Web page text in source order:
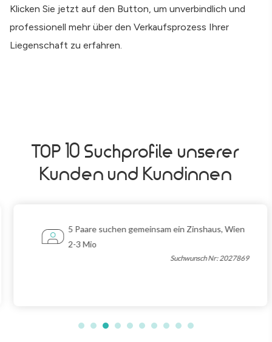
Klicken Sie jetzt auf den Button, um unverbindlich und
professionell mehr über den Verkaufsprozess Ihrer
Liegenschaft zu erfahren.
TOP 10 Suchprofile unserer
Kunden und Kundinnen
5 Paare suchen gemeinsam ein Zinshaus, Wien
2-3 Mio
Suchwunsch Nr: 2027869